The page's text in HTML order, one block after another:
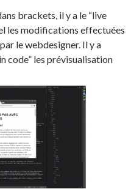
brackets, il y a le “live
les modifications effectuées
le webdesigner. Il y a
code” les prévisualisation